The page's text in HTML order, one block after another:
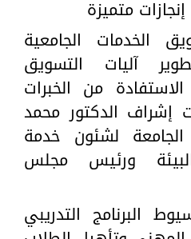
متميزة
الخدمات الجامعية
آليات التسويق
من الخبرات
إشراف الدكتور محمد
لشئون خدمة
ورئيس مجلس
البرنامج التدريبي